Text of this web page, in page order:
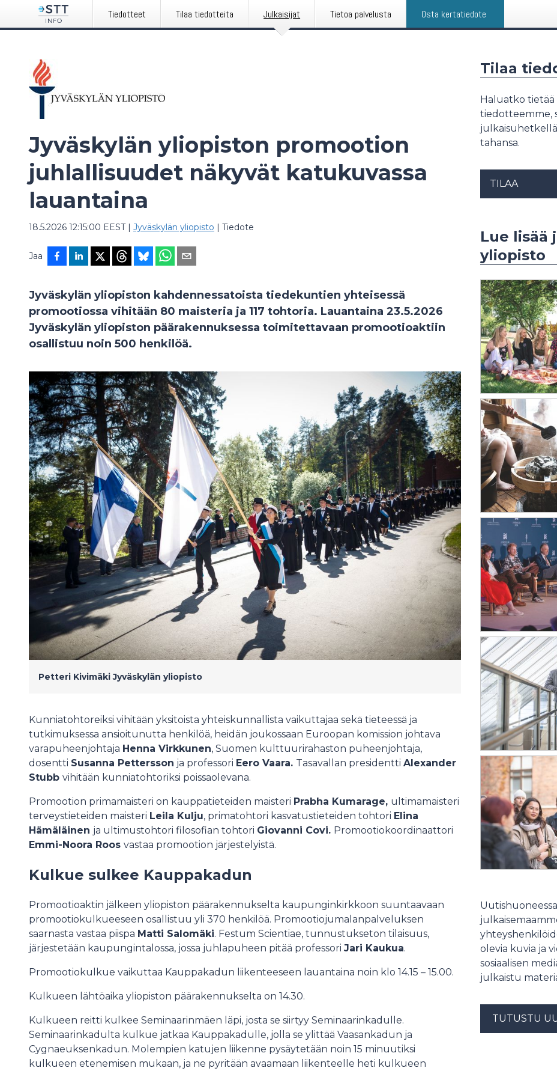
Tiedotteet Tilaa tiedotteita Julkaisijat Tietoa palvelusta Osta kertatiedote
Jyväskylän yliopiston promootion
juhlallisuudet näkyvät katukuvassa
lauantaina
18.5.2026 12:15:00 EEST| Jyväskylän yliopisto | Tiedote
Jaa
Jyväskylän yliopiston kahdennessatoista tiedekuntien yhteisessä
promootiossa vihitään 80 maisteria ja 117 tohtoria. Lauantaina 23.5.2026
Jyväskylän yliopiston päärakennuksessa toimitettavaan promootioaktiin
osallistuu noin 500 henkilöä.
Petteri Kivimäki Jyväskylän yliopisto
Kunniatohtoreiksi vihitään yksitoista yhteiskunnallista vaikuttajaa sekä tieteessä ja
tutkimuksessa ansioitunutta henkilöä, heidän joukossaan Euroopan komission johtava
varapuheenjohtaja Henna Virkkunen, Suomen kulttuurirahaston puheenjohtaja,
dosentti Susanna Pettersson ja professori Eero Vaara. Tasavallan presidentti Alexander
Stubb vihitään kunniatohtoriksi poissaolevana.
Promootion primamaisteri on kauppatieteiden maisteri Prabha Kumarage, ultimamaisteri
terveystieteiden maisteri Leila Kulju, primatohtori kasvatustieteiden tohtori Elina
Hämäläinen ja ultimustohtori filosofian tohtori Giovanni Covi. Promootiokoordinaattori
Emmi-Noora Roos vastaa promootion järjestelyistä.
Kulkue sulkee Kauppakadun
Promootioaktin jälkeen yliopiston päärakennukselta kaupunginkirkkoon suuntaavaan
promootiokulkueeseen osallistuu yli 370 henkilöä. Promootiojumalanpalveluksen
saarnasta vastaa piispa Matti Salomäki. Festum Scientiae, tunnustukseton tilaisuus,
järjestetään kaupungintalossa, jossa juhlapuheen pitää professori Jari Kaukua.
Promootiokulkue vaikuttaa Kauppakadun liikenteeseen lauantaina noin klo 14.15 – 15.00.
Kulkueen lähtöaika yliopiston päärakennukselta on 14.30.
Kulkueen reitti kulkee Seminaarinmäen läpi, josta se siirtyy Seminaarinkadulle.
Seminaarinkadulta kulkue jatkaa Kauppakadulle, jolla se ylittää Vaasankadun ja
Cygnaeuksenkadun. Molempien katujen liikenne pysäytetään noin 15 minuutiksi
kulkueen etenemisen mukaan, ja ne pyritään avaamaan liikenteelle heti kulkueen
Tilaa
Haluatko tietää
tiedotteemme,
tahansa.
TILAA
Lue lisää
yliopisto
olevia kuvia ja
sosiaalisen
julkaistu
TUTUSTU